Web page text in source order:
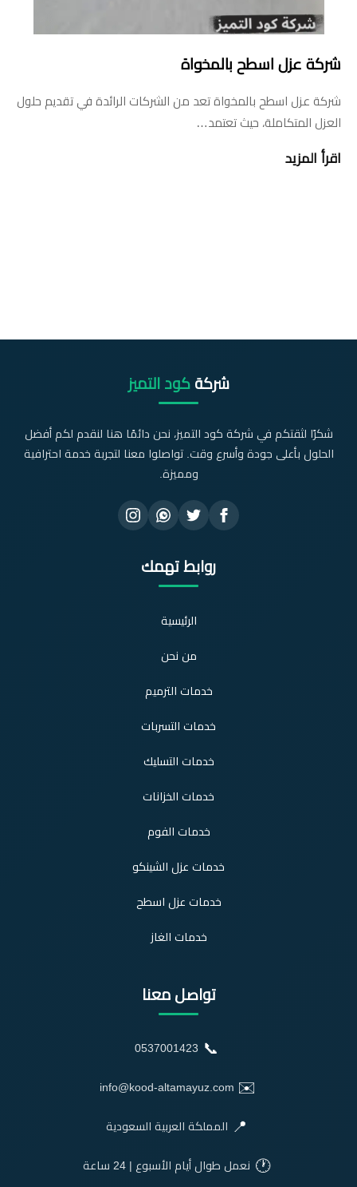
شركة عزل اسطح بالمخواة
شركة عزل اسطح بالمخواة تعد من الشركات الرائدة في تقديم حلول
العزل المتكاملة، حيث تعتمد…
اقرأ المزيد
شركةكود التميز
شكرًا لثقتكم في شركة كود التميز، نحن دائمًا هنا لنقدم لكم أفضل
الحلول بأعلى جودة وأسرع وقت. تواصلوا معنا لتجربة خدمة احترافية
ومميزة.
روابط تهمك
الرئيسية
من نحن
خدمات الترميم
خدمات التسربات
خدمات التسليك
خدمات الخزانات
خدمات الفوم
خدمات عزل الشينكو
خدمات عزل اسطح
خدمات الغاز
تواصل معنا
📞
0537001423
✉️
info@kood-altamayuz.com
📍 المملكة العربية السعودية
🕐 نعمل طوال أيام الأسبوع | 24 ساعة